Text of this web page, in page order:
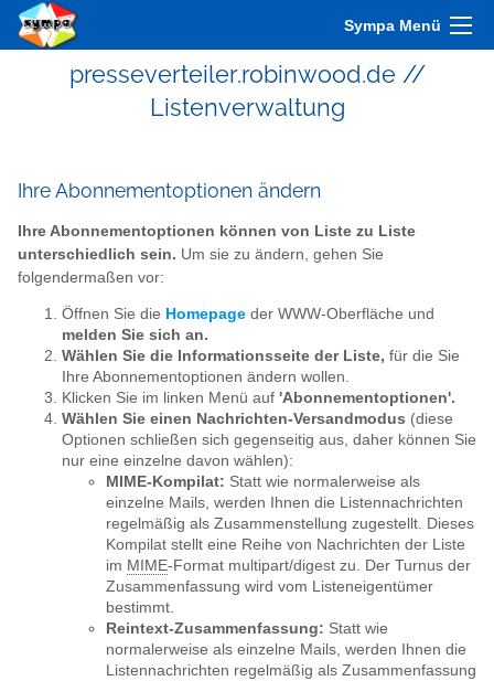
Sympa Menü
presseverteiler.robinwood.de //
Listenverwaltung
Ihre Abonnementoptionen ändern
Ihre Abonnementoptionen können von Liste zu Liste
unterschiedlich sein. Um sie zu ändern, gehen Sie
folgendermaßen vor:
Öffnen Sie die Homepage der WWW-Oberfläche und
melden Sie sich an.
Wählen Sie die Informationsseite der Liste, für die Sie
Ihre Abonnementoptionen ändern wollen.
Klicken Sie im linken Menü auf 'Abonnementoptionen'.
Wählen Sie einen Nachrichten-Versandmodus (diese
Optionen schließen sich gegenseitig aus, daher können Sie
nur eine einzelne davon wählen):
MIME-Kompilat: Statt wie normalerweise als
einzelne Mails, werden Ihnen die Listennachrichten
regelmäßig als Zusammenstellung zugestellt. Dieses
Kompilat stellt eine Reihe von Nachrichten der Liste
im MIME-Format multipart/digest zu. Der Turnus der
Zusammenfassung wird vom Listeneigentümer
bestimmt.
Reintext-Zusammenfassung: Statt wie
normalerweise als einzelne Mails, werden Ihnen die
Listennachrichten regelmäßig als Zusammenfassung